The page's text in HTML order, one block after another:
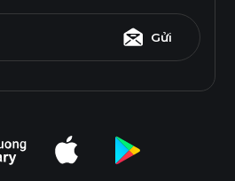
Gửi